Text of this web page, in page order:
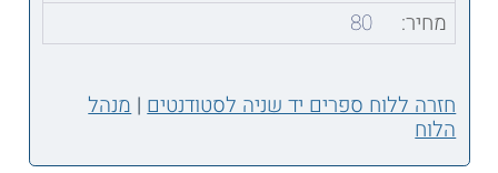
מחיר:
80
חזרה ללוח ספרים יד שניה לסטודנטים|מנהל
הלוח